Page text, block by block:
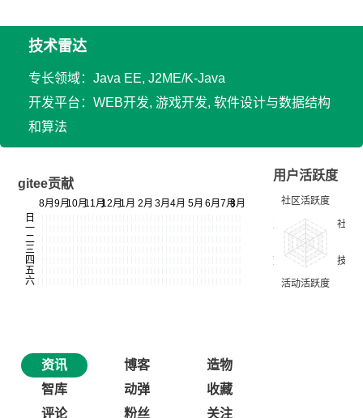
技术雷达
专长领域：Java EE, J2ME/K-Java
开发平台：WEB开发, 游戏开发, 软件设计与数据结构
和算法
gitee贡献
用户活跃度
资讯 博客
造物
智库
动弹
收藏
评论
粉丝 关注